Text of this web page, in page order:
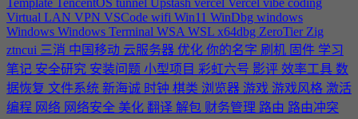
Template TencentOS tunnel Upstash vercel Vercel vibe coding
Virtual LAN VPN VSCode wifi Win11 WinDbg windows
Windows Windows Terminal WSA WSL x64dbg ZeroTier Zig
ztncui 三消 中国移动 云服务器 优化 你的名字 刷机 固件 学习
笔记 安全研究 安装问题 小型项目 彩虹六号 影评 效率工具 数
据恢复 文件系统 新海诚 时钟 棋类 浏览器 游戏 游戏风格 激活
编程 网络 网络安全 美化 翻译 解包 财务管理 路由 路由冲突